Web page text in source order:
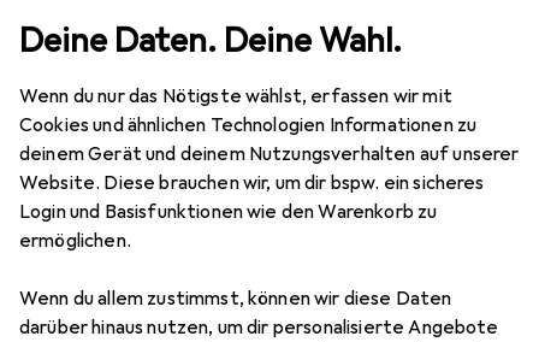
Deine Daten. Deine Wahl.
Wenn du nur das Nötigste wählst, erfassen wir mit
Cookies und ähnlichen Technologien Informationen zu
deinem Gerät und deinem Nutzungsverhalten auf unserer
Website. Diese brauchen wir, um dir bspw. ein sicheres
Login und Basisfunktionen wie den Warenkorb zu
ermöglichen.
Wenn du allem zustimmst, können wir diese Daten
darüber hinaus nutzen, um dir personalisierte Angebote
Baumarkt + Garten Pools + Spa
Zubehör Pools
EntdeckenForum